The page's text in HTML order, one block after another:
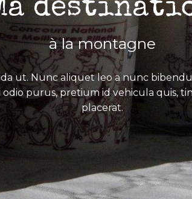
à la montagne
ut. Nunc aliquet leo a nunc
purus, pretium id vehicula quis,
placerat.